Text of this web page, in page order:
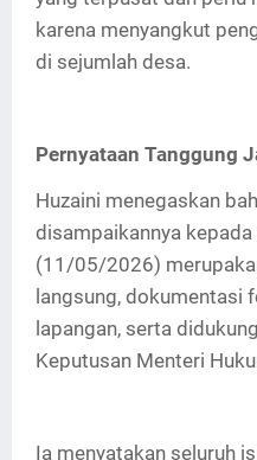
karena menyangkut
di sejumlah desa.
Pernyataan Tanggung
Huzaini menegaskan
disampaikannya
(11/05/2026)
langsung, dokumentasi
lapangan, serta
Keputusan Menteri
Ia menyatakan seluruh